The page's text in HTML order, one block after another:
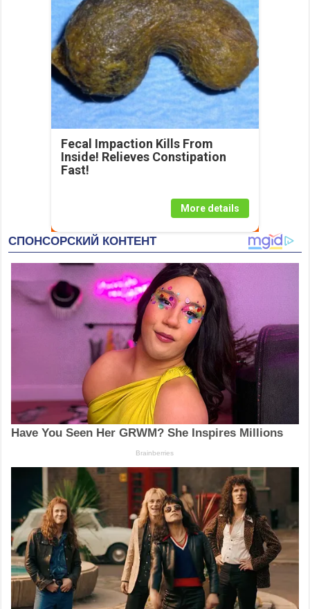
Fecal Impaction Kills From
Inside! Relieves Constipation
Fast!
More details